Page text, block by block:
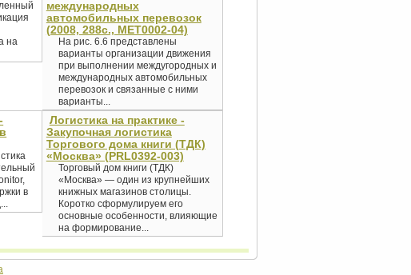
на
международных
автомобильных перевозок
(2008, 288с., MET0002-04)
На рис. 6.6 представлены
варианты организации движения
при выполнении междугородных и
международных автомобильных
перевозок и связанные с ними
варианты...
в
Логистика на практике -
Закупочная логистика
Торгового дома книги (ТДК)
«Москва» (PRL0392-003)
Торговый дом книги (ТДК)
«Москва» — один из крупнейших
книжных магазинов столицы.
Коротко сформулируем его
основные особенности, влияющие
на формирование...